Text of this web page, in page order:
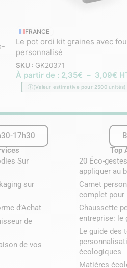
FRANCE
Le pot ordi kit graines avec
personnalisé
SKU : GK20371
À partir de : 2,35€ – 3,09€
(Valeur estimative pour 2500 unités)
17h30
Sur
sur
d’Achat
de
de vos
Top
20 Éco-
appliquer au
Carnet
complet pour
Chaussette
entreprise: le
Le guide des
écologiques
Matières